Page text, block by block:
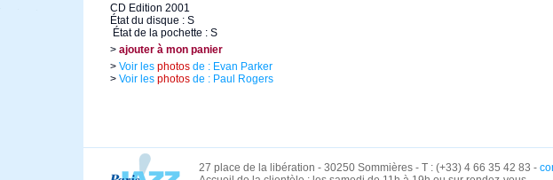
CD Edition 2001
État du disque : S
État de la pochette : S
> ajouter à mon panier
> Voir les photos de : Evan Parker
> Voir les photos de : Paul Rogers
27 place de la libération - 30250 Sommières - T : (+33) 4 66 35 42 83 -